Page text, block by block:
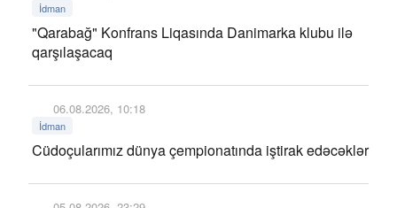
İdman
"Qarabağ" Konfrans Liqasında Danimarka klubu ilə
qarşılaşacaq
06.08.2026, 10:18
İdman
Cüdoçularımız dünya çempionatında iştirak edəcəklər